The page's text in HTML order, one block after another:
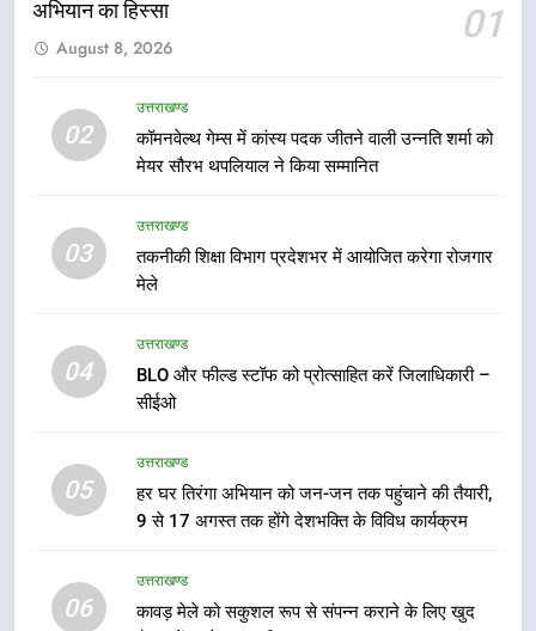
अभियान का हिस्सा
01
August 8, 2026
02
उत्तराखण्ड
कॉमनवेल्थ गेम्स में कांस्य पदक जीतने वाली उन्नति शर्मा को
मेयर सौरभ थपलियाल ने किया सम्मानित
03
उत्तराखण्ड
तकनीकी शिक्षा विभाग प्रदेशभर में आयोजित करेगा रोजगार
मेले
04
उत्तराखण्ड
BLO और फील्ड स्टॉफ को प्रोत्साहित करें जिलाधिकारी –
सीईओ
05
उत्तराखण्ड
हर घर तिरंगा अभियान को जन-जन तक पहुंचाने की तैयारी,
9 से 17 अगस्त तक होंगे देशभक्ति के विविध कार्यक्रम
06
उत्तराखण्ड
कावड़ मेले को सकुशल रूप से संपन्न कराने के लिए खुद
5
उत्तराखण्ड
मुख्यमंत्री ने तीलू रौतेली एवं आंगनबाड़ी
कार्यकत्री पुरस्कार से मातृशक्ति को किया
8
खेल महाकुंभ 2026ः 01 सितंबर से सजेगा
प्रतिभा का प्रदर्शन